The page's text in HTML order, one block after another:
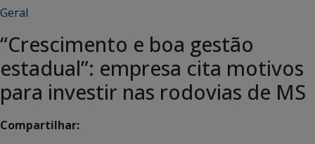
Geral
“Crescimento e boa gestão
estadual”: empresa cita motivos
para investir nas rodovias de MS
Compartilhar: